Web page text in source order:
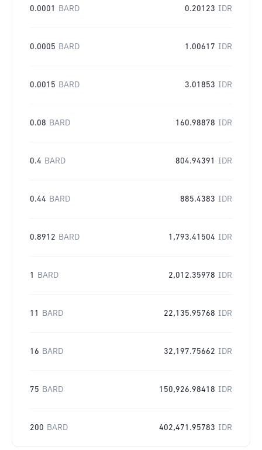
0.0001 BARD 0.20123 IDR
0.0005 BARD 1.00617 IDR
0.0015 BARD 3.01853 IDR
0.08 BARD 160.98878 IDR
0.4 BARD 804.94391 IDR
0.44 BARD 885.4383 IDR
0.8912 BARD 1,793.41504 IDR
1 BARD 2,012.35978 IDR
11 BARD 22,135.95768 IDR
16 BARD 32,197.75662 IDR
75 BARD 150,926.98418 IDR
200 BARD 402,471.95783 IDR